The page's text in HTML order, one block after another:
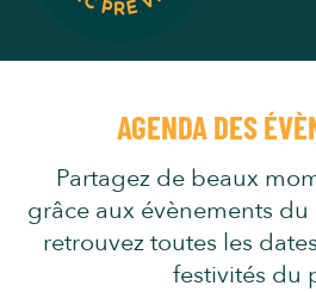
AGENDA DES
Partagez de beaux
grâce aux évènements
retrouvez toutes les
festivités du